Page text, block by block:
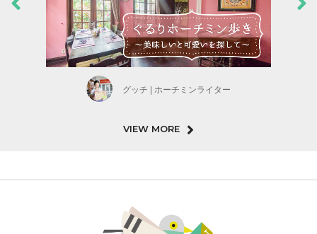
グッチ | ホーチミンライター
VIEW MORE